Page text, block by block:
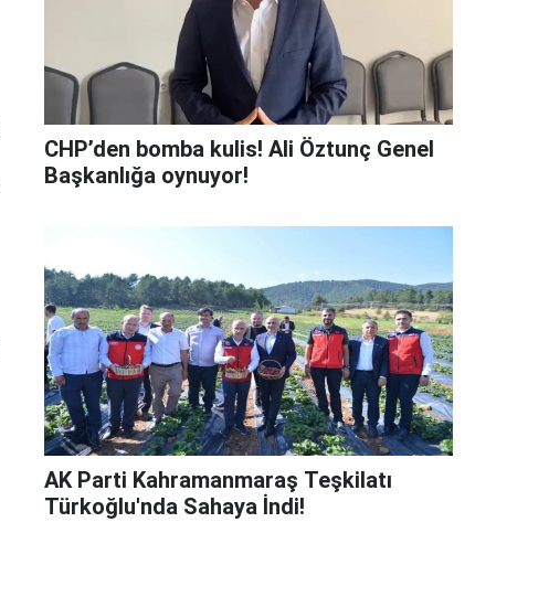
CHP’den bomba kulis! Ali Öztunç Genel
Başkanlığa oynuyor!
AK Parti Kahramanmaraş Teşkilatı
Türkoğlu'nda Sahaya İndi!